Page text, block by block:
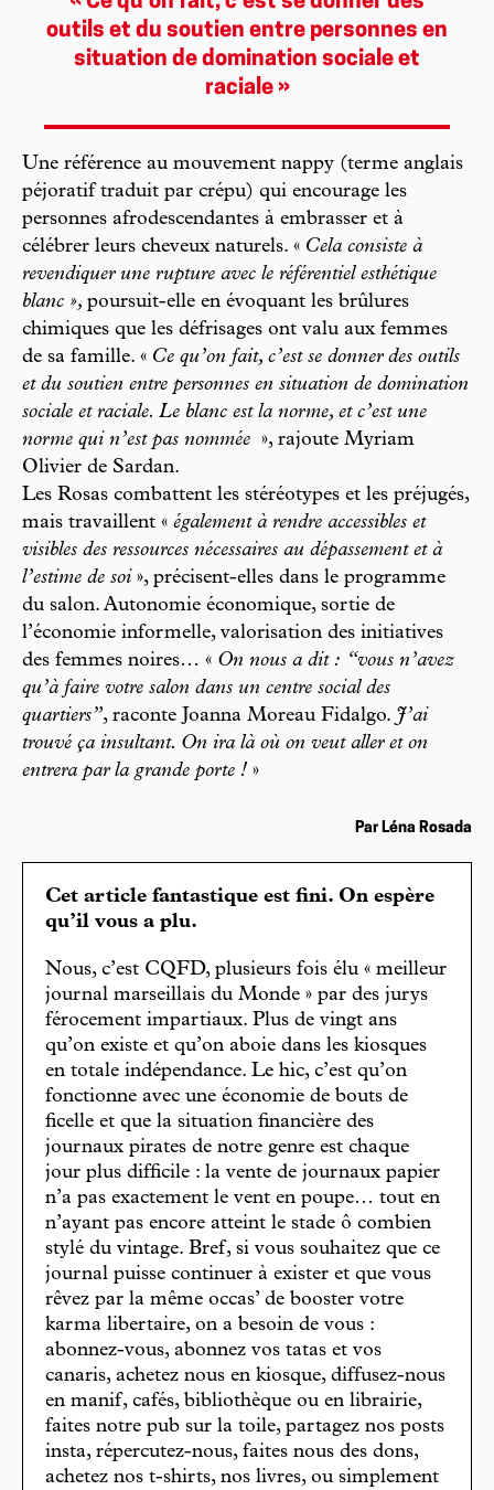
outils et du soutien entre personnes en
situation de domination sociale et
raciale »
Une référence au mouvement nappy (terme anglais
péjoratif traduit par crépu) qui encourage les
personnes afrodescendantes à embrasser et à
célébrer leurs cheveux naturels. « Cela consiste à
revendiquer une rupture avec le référentiel esthétique
blanc », poursuit-elle en évoquant les brûlures
chimiques que les défrisages ont valu aux femmes
de sa famille. « Ce qu’on fait, c’est se donner des outils
et du soutien entre personnes en situation de domination
sociale et raciale. Le blanc est la norme, et c’est une
norme qui n’est pas nommée », rajoute Myriam
Olivier de Sardan.
Les Rosas combattent les stéréotypes et les préjugés,
mais travaillent « également à rendre accessibles et
visibles des ressources nécessaires au dépassement et à
l’estime de soi », précisent-elles dans le programme
du salon. Autonomie économique, sortie de
l’économie informelle, valorisation des initiatives
des femmes noires… « On nous a dit : “vous n’avez
qu’à faire votre salon dans un centre social des
quartiers”, raconte Joanna Moreau Fidalgo. J’ai
trouvé ça insultant. On ira là où on veut aller et on
entrera par la grande porte ! »
Par Léna Rosada
Cet article fantastique est fini. On espère
qu’il vous a plu.
Nous, c’est CQFD, plusieurs fois élu « meilleur
journal marseillais du Monde » par des jurys
férocement impartiaux. Plus de vingt ans
qu’on existe et qu’on aboie dans les kiosques
en totale indépendance. Le hic, c’est qu’on
fonctionne avec une économie de bouts de
ficelle et que la situation financière des
journaux pirates de notre genre est chaque
jour plus difficile : la vente de journaux papier
n’a pas exactement le vent en poupe… tout en
n’ayant pas encore atteint le stade ô combien
stylé du vintage. Bref, si vous souhaitez que ce
journal puisse continuer à exister et que vous
rêvez par la même occas’ de booster votre
karma libertaire, on a besoin de vous :
abonnez-vous, abonnez vos tatas et vos
canaris, achetez nous en kiosque, diffusez-nous
en manif, cafés, bibliothèque ou en librairie,
faites notre pub sur la toile, partagez nos posts
insta, répercutez-nous, faites nous des dons,
achetez nos t-shirts, nos livres, ou simplement